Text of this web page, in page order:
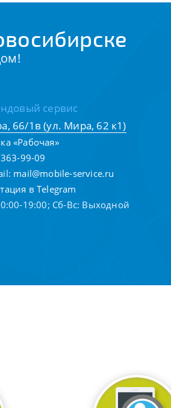
сервис
66/1в (ул. Мира, 62 к1)
«Рабочая»
99-09
mail@mobile-service.ru
в Telegram
19:00; Сб-Вс: Выходной